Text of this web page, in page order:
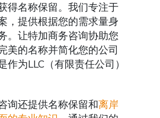
得名称保留。我们专注于
，提供根据您的需求量身
。让特加商务咨询协助您
美的名称并简化您的公司
作为LLC（有限责任公司）
询还提供名称保留和离岸